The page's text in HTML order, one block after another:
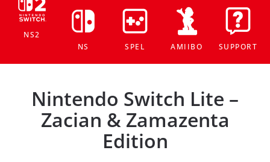
NS2
NS
SPEL AMIIBO SUPPORT
Nintendo Switch Lite –
Zacian & Zamazenta
Edition